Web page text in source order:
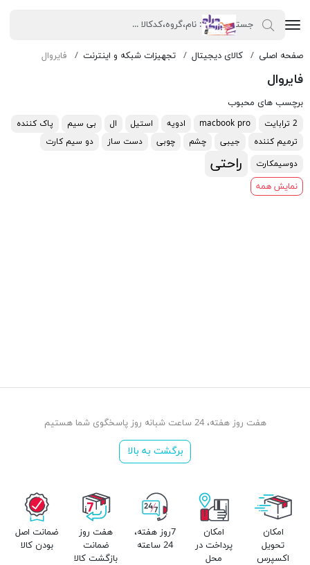
صفحه اصلی کالای دیجیتال تجهیزات شبکه و اینترنت فایروال
فایروال
برچسب های محبوب
2 ترابایت macbook pro ادویه استیل ال بی سیم
پاک کننده
ترمیم کننده
جیبی چشم چوبی دست ساز
دو سیم کارت
دوسیمکارت
راحتی
نمایش همه
هفت روز هفته، 24 ساعت شبانه روز پاسخگوی شما هستیم
برگشت به بالا
امکان
تحویل
اکسپرس
امکان
پرداخت در
محل
7روز هفته،
24 ساعته
هفت روز
ضمانت
بازگشت کالا
ضمانت اصل
بودن کالا